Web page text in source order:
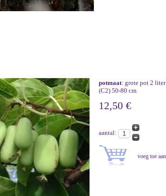
potmaat: grote pot 2 liter
(C2) 50-80 cm
12,50 €
aantal: